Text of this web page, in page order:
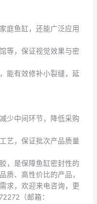
庭鱼缸，还能广泛应用
等，保证视觉效果与密
能有效修补小裂缝，延
少中间环节，降低采购
艺，保证批次产品质量
，是保障鱼缸密封性的
质、高性价比的产品，
求，欢迎来电咨询，更
（邮箱：